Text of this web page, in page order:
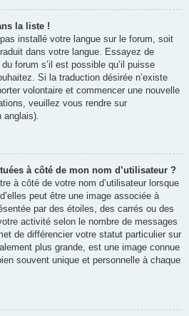
la liste !
installé votre langue sur le forum, soit
dans votre langue. Essayez de
forum s’il est possible qu’il puisse
Si la traduction désirée n’existe
volontaire et commencer une nouvelle
veuillez vous rendre sur
anglais).
à côté de mon nom d’utilisateur ?
à côté de votre nom d’utilisateur lorsque
peut être une image associée à
par des étoiles, des carrés ou des
activité selon le nombre de messages
de différencier votre statut particulier sur
plus grande, est une image connue
souvent unique et personnelle à chaque